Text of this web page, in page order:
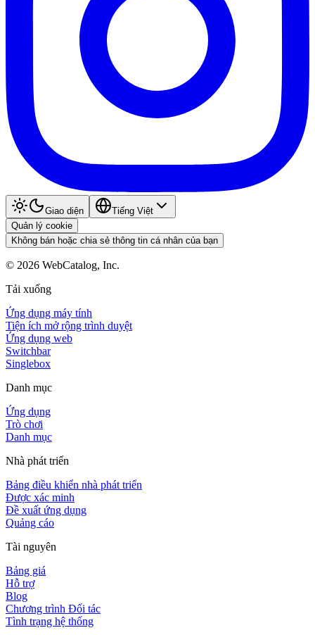
Giao diện
Tiếng Việt
Quản lý cookie
Không bán hoặc chia sẻ thông tin cá nhân của bạn
© 2026 WebCatalog, Inc.
Tải xuống
Ứng dụng máy tính
Tiện ích mở rộng trình duyệt
Ứng dụng web
Switchbar
Singlebox
Danh mục
Ứng dụng
Trò chơi
Danh mục
Nhà phát triển
Bảng điều khiển nhà phát triển
Được xác minh
Đề xuất ứng dụng
Quảng cáo
Tài nguyên
Bảng giá
Hỗ trợ
Blog
Chương trình Đối tác
Tình trạng hệ thống